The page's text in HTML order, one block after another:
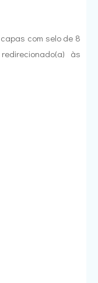
com selo de 8
às